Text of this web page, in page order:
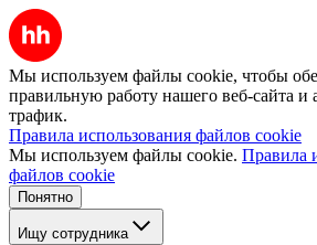
Мы используем файлы cookie, чтобы
правильную работу нашего веб-сайта и
трафик.
Правила использования файлов cookie
Мы используем файлы cookie. Правила
файлов cookie
Понятно
Ищу сотрудника